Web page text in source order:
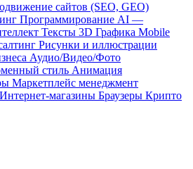
сайтов (SEO, GEO)
Программирование AI —
Тексты 3D Графика Mobile
Рисунки и иллюстрации
Аудио/Видео/Фото
стиль Анимация
Маркетплейс менеджмент
Интернет-магазины Браузеры Крипто